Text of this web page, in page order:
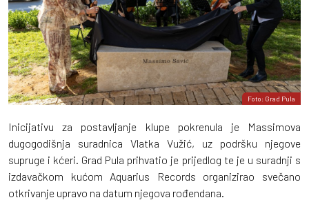
Foto: Grad Pula
Inicijativu za postavljanje klupe pokrenula je Massimova
dugogodišnja suradnica Vlatka Vužić, uz podršku njegove
supruge i kćeri. Grad Pula prihvatio je prijedlog te je u suradnji s
izdavačkom kućom Aquarius Records organizirao svečano
otkrivanje upravo na datum njegova rođendana.